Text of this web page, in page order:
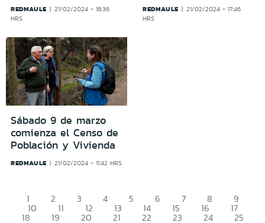
REDMAULE
21/02/2024 - 18:36
HRS
REDMAULE
21/02/2024 - 17:46
HRS
Sábado 9 de marzo
comienza el Censo de
Población y Vivienda
REDMAULE 21/02/2024 - 11:42 HRS
1 2 3 4 5 6 7 8 9
10 11 12 13 14 15 16 17
18 19 20 21 22 23 24 25